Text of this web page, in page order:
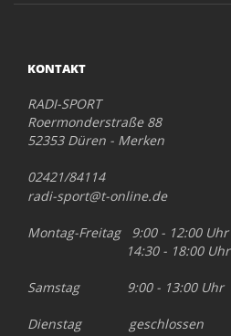
KONTAKT
RADI-SPORT
Roermonderstraße 88
52353 Düren - Merken
02421/84114
radi-sport@t-online.de
Montag-Freitag 9:00 - 12:00 Uhr
14:30 - 18:00 Uhr
Samstag 9:00 - 13:00 Uhr
Dienstag geschlossen